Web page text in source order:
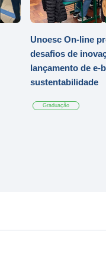
Unoesc On-line
desafios de
lançamento de e-
sustentabilidade
Graduação